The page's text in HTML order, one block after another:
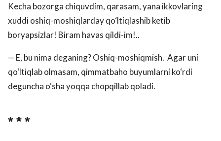
Kecha bozorga chiquvdim, qarasam, yana ikkovlaring
xuddi oshiq-moshiqlarday qo‘ltiqlashib ketib
boryapsizlar! Biram havas qildi-im!..
— E, bu nima deganing? Oshiq-moshiqmish. Agar uni
qo‘ltiqlab olmasam, qimmatbaho buyumlarni ko‘rdi
deguncha o‘sha yoqqa chopqillab qoladi.
* * *